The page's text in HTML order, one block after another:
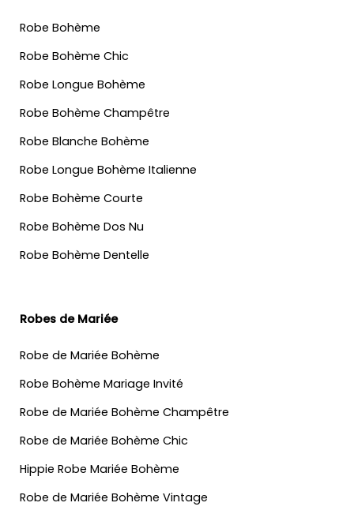
Robe Bohème
Robe Bohème Chic
Robe Longue Bohème
Robe Bohème Champêtre
Robe Blanche Bohème
Robe Longue Bohème Italienne
Robe Bohème Courte
Robe Bohème Dos Nu
Robe Bohème Dentelle
Robes de Mariée
Robe de Mariée Bohème
Robe Bohème Mariage Invité
Robe de Mariée Bohème Champêtre
Robe de Mariée Bohème Chic
Hippie Robe Mariée Bohème
Robe de Mariée Bohème Vintage